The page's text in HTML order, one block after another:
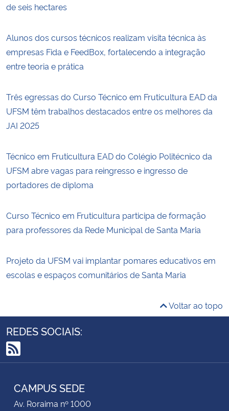
de seis hectares
Alunos dos cursos técnicos realizam visita técnica às
empresas Fida e FeedBox, fortalecendo a integração
entre teoria e prática
Três egressas do Curso Técnico em Fruticultura EAD da
UFSM têm trabalhos destacados entre os melhores da
JAI 2025
Técnico em Fruticultura EAD do Colégio Politécnico da
UFSM abre vagas para reingresso e ingresso de
portadores de diploma
Curso Técnico em Fruticultura participa de formação
para professores da Rede Municipal de Santa Maria
Projeto da UFSM vai implantar pomares educativos em
escolas e espaços comunitários de Santa Maria
Voltar ao topo
REDES SOCIAIS:
RSS
CAMPUS SEDE
Av. Roraima nº 1000